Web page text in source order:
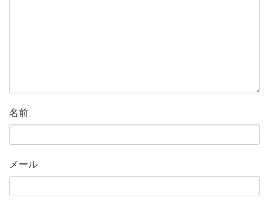
名前
メール